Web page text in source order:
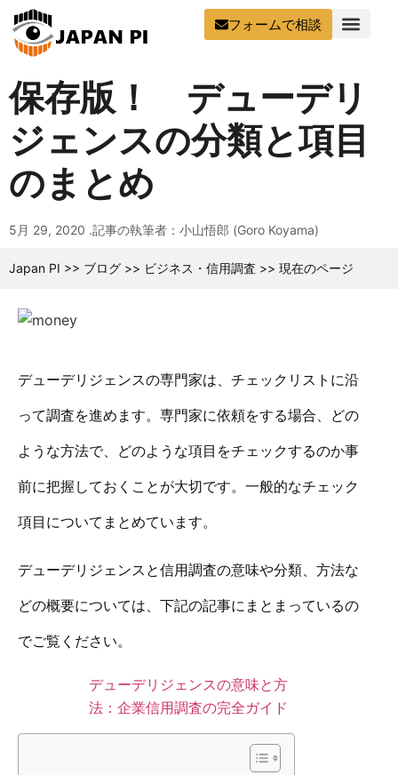
フォームで相談
保存版！ デューデリ
ジェンスの分類と項目
のまとめ
5月 29, 2020 .記事の執筆者：小山悟郎 (Goro Koyama)
Japan PI >> ブログ >> ビジネス・信用調査 >> 現在のページ
デューデリジェンスの専門家は、チェックリストに沿
って調査を進めます。専門家に依頼をする場合、どの
ような方法で、どのような項目をチェックするのか事
前に把握しておくことが大切です。一般的なチェック
項目についてまとめています。
デューデリジェンスと信用調査の意味や分類、方法な
どの概要については、下記の記事にまとまっているの
でご覧ください。
デューデリジェンスの意味と方
法：企業信用調査の完全ガイド